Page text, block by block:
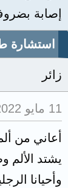
إصابة
استشارة
زائر
11 مايو 2022
أعاني من
يشتد
وأحيانا